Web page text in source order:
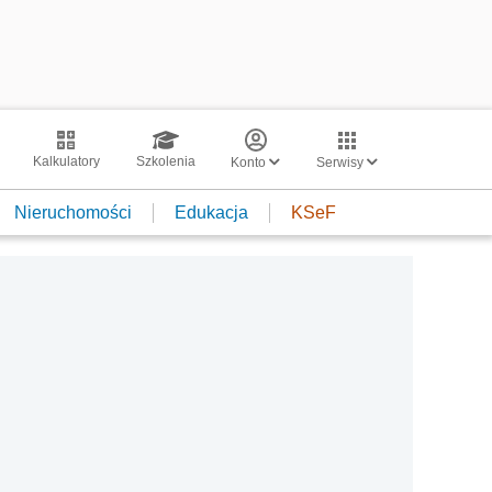
Kalkulatory Szkolenia Konto Serwisy
Nieruchomości Edukacja KSeF